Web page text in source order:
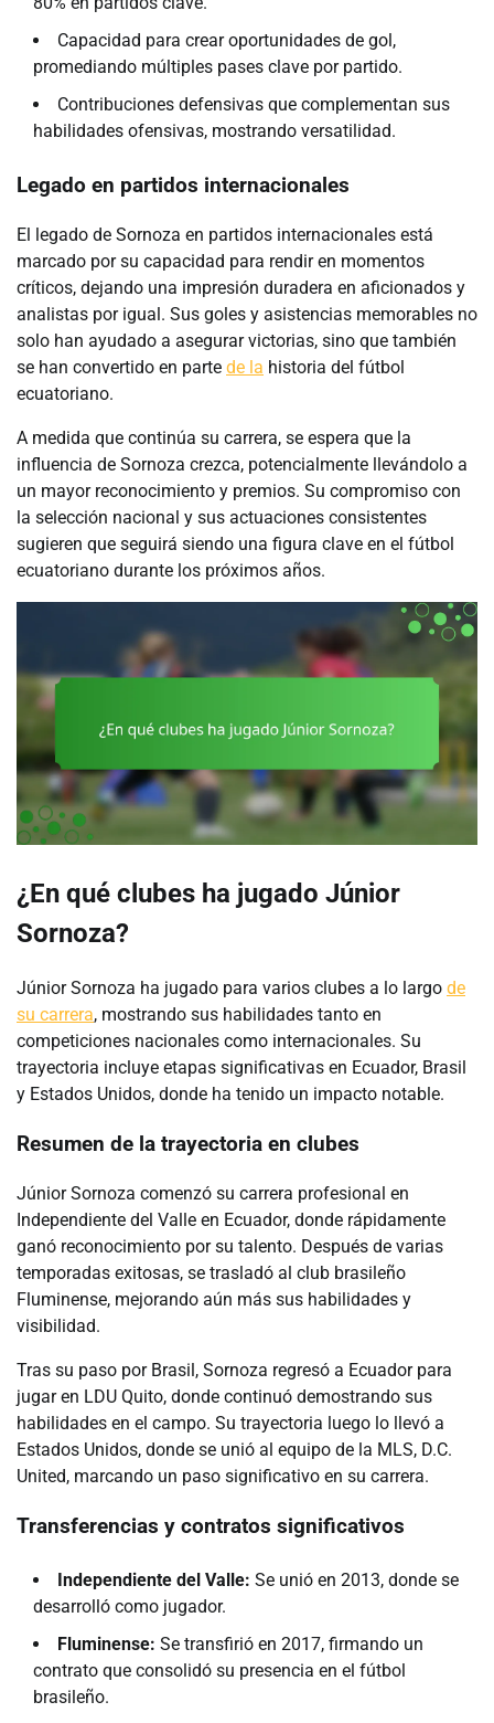
Capacidad para crear oportunidades de gol,
promediando múltiples pases clave por partido.
Contribuciones defensivas que complementan sus
habilidades ofensivas, mostrando versatilidad.
Legado en partidos internacionales
El legado de Sornoza en partidos internacionales está
marcado por su capacidad para rendir en momentos
críticos, dejando una impresión duradera en aficionados y
analistas por igual. Sus goles y asistencias memorables no
solo han ayudado a asegurar victorias, sino que también
se han convertido en parte de la historia del fútbol
ecuatoriano.
A medida que continúa su carrera, se espera que la
influencia de Sornoza crezca, potencialmente llevándolo a
un mayor reconocimiento y premios. Su compromiso con
la selección nacional y sus actuaciones consistentes
sugieren que seguirá siendo una figura clave en el fútbol
ecuatoriano durante los próximos años.
¿En qué clubes ha jugado Júnior
Sornoza?
Júnior Sornoza ha jugado para varios clubes a lo largo de
su carrera, mostrando sus habilidades tanto en
competiciones nacionales como internacionales. Su
trayectoria incluye etapas significativas en Ecuador, Brasil
y Estados Unidos, donde ha tenido un impacto notable.
Resumen de la trayectoria en clubes
Júnior Sornoza comenzó su carrera profesional en
Independiente del Valle en Ecuador, donde rápidamente
ganó reconocimiento por su talento. Después de varias
temporadas exitosas, se trasladó al club brasileño
Fluminense, mejorando aún más sus habilidades y
visibilidad.
Tras su paso por Brasil, Sornoza regresó a Ecuador para
jugar en LDU Quito, donde continuó demostrando sus
habilidades en el campo. Su trayectoria luego lo llevó a
Estados Unidos, donde se unió al equipo de la MLS, D.C.
United, marcando un paso significativo en su carrera.
Transferencias y contratos significativos
Independiente del Valle: Se unió en 2013, donde se
desarrolló como jugador.
Fluminense: Se transfirió en 2017, firmando un
contrato que consolidó su presencia en el fútbol
brasileño.